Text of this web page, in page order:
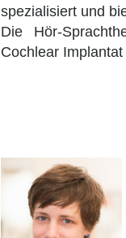
spezialisiert und
Die Hör-
Cochlear